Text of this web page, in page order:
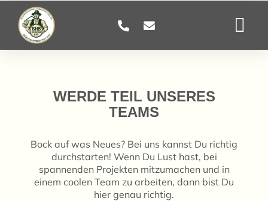
WERDE TEIL UNSERES
TEAMS
Bock auf was Neues? Bei uns kannst Du richtig
durchstarten! Wenn Du Lust hast, bei
spannenden Projekten mitzumachen und in
einem coolen Team zu arbeiten, dann bist Du
hier genau richtig.